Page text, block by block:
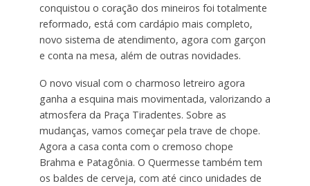
conquistou o coração dos mineiros foi totalmente
reformado, está com cardápio mais completo,
novo sistema de atendimento, agora com garçon
e conta na mesa, além de outras novidades.
O novo visual com o charmoso letreiro agora
ganha a esquina mais movimentada, valorizando a
atmosfera da Praça Tiradentes. Sobre as
mudanças, vamos começar pela trave de chope.
Agora a casa conta com o cremoso chope
Brahma e Patagônia. O Quermesse também tem
os baldes de cerveja, com até cinco unidades de